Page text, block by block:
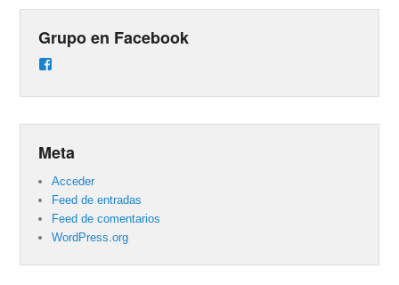
Grupo en Facebook
en
Meta
Acceder
Feed de entradas
Feed de comentarios
WordPress.org